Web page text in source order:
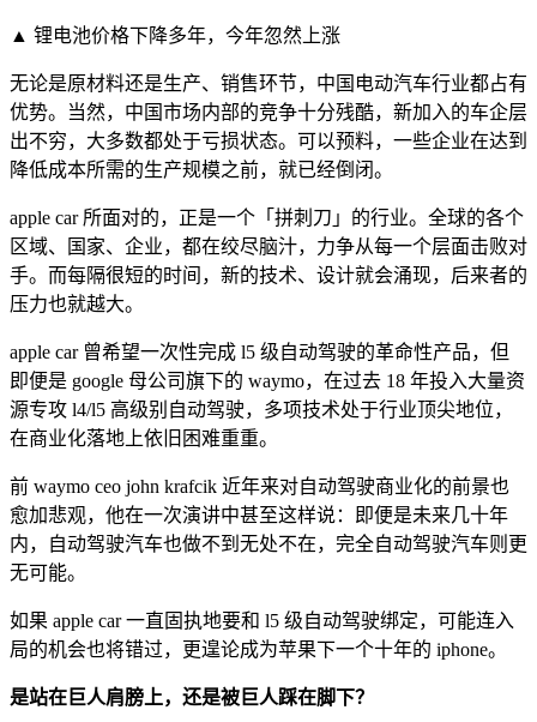
▲ 锂电池价格下降多年，今年忽然上涨
无论是原材料还是生产、销售环节，中国电动汽车行业都占有
优势。当然，中国市场内部的竞争十分残酷，新加入的车企层
出不穷，大多数都处于亏损状态。可以预料，一些企业在达到
降低成本所需的生产规模之前，就已经倒闭。
apple car 所面对的，正是一个「拼刺刀」的行业。全球的各个
区域、国家、企业，都在绞尽脑汁，力争从每一个层面击败对
手。而每隔很短的时间，新的技术、设计就会涌现，后来者的
压力也就越大。
apple car 曾希望一次性完成 l5 级自动驾驶的革命性产品，但
即便是 google 母公司旗下的 waymo，在过去 18 年投入大量资
源专攻 l4/l5 高级别自动驾驶，多项技术处于行业顶尖地位，
在商业化落地上依旧困难重重。
前 waymo ceo john krafcik 近年来对自动驾驶商业化的前景也
愈加悲观，他在一次演讲中甚至这样说：即便是未来几十年
内，自动驾驶汽车也做不到无处不在，完全自动驾驶汽车则更
无可能。
如果 apple car 一直固执地要和 l5 级自动驾驶绑定，可能连入
局的机会也将错过，更遑论成为苹果下一个十年的 iphone。
是站在巨人肩膀上，还是被巨人踩在脚下？